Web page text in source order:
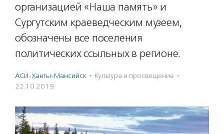
организацией «Наша память» и
Сургутским краеведческим музеем,
обозначены все поселения
политических ссыльных в регионе.
АСИ-Ханты-Мансийск · Культура и просвещение ·
22.10.2019